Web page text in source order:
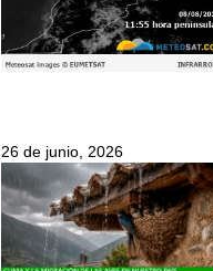
26 de junio, 2026